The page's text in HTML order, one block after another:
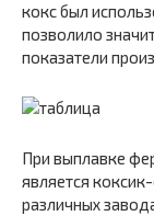
кокс был
позволило
показатели
При выплавке
является
различ­ных